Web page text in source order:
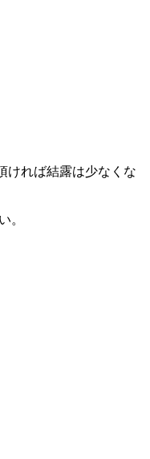
ければ結露は少なくな
。